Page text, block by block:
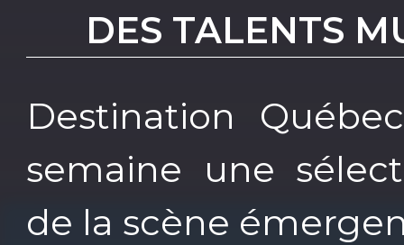
DES TALENTS
Destination
semaine une
de la scène